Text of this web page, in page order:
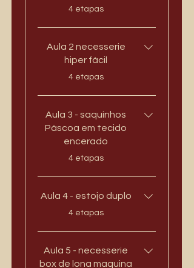
.
4 etapas
Aula 2 necesserie
hiper fácil
.
4 etapas
Aula 3 - saquinhos
Páscoa em tecido
encerado
.
4 etapas
Aula 4 - estojo duplo
.
4 etapas
Aula 5 - necesserie
box de lona maquina